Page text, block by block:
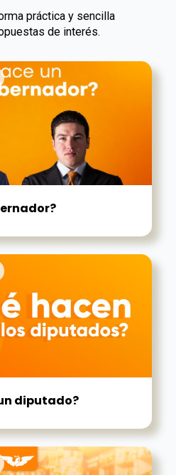
práctica y sencilla
de interés.
diputado?